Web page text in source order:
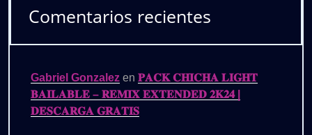
Comentarios recientes
Gabriel Gonzalez en 𝐏𝐀𝐂𝐊 𝐂𝐇𝐈𝐂𝐇𝐀 𝐋𝐈𝐆𝐇𝐓
𝐁𝐀𝐈𝐋𝐀𝐁𝐋𝐄 – 𝐑𝐄𝐌𝐈𝐗 𝐄𝐗𝐓𝐄𝐍𝐃𝐄𝐃 𝟐𝐊𝟐𝟒 |
𝐃𝐄𝐒𝐂𝐀𝐑𝐆𝐀 𝐆𝐑𝐀𝐓𝐈𝐒